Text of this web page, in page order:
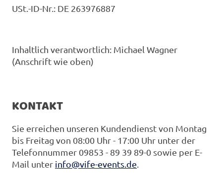
USt.-ID-Nr.: DE 263976887
Inhaltlich verantwortlich: Michael Wagner
(Anschrift wie oben)
KONTAKT
Sie erreichen unseren Kundendienst von Montag
bis Freitag von 08:00 Uhr - 17:00 Uhr unter der
Telefonnummer 09853 - 89 39 89-0 sowie per E-
Mail unter info@vife-events.de.